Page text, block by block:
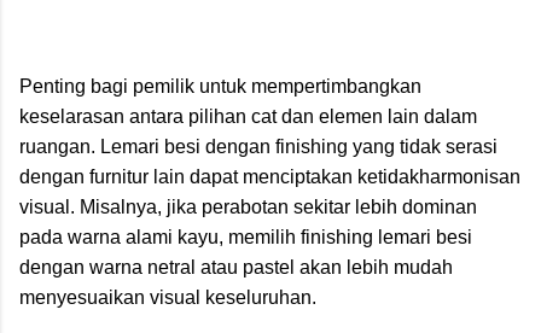
Penting bagi pemilik untuk mempertimbangkan
keselarasan antara pilihan cat dan elemen lain dalam
ruangan. Lemari besi dengan finishing yang tidak serasi
dengan furnitur lain dapat menciptakan ketidakharmonisan
visual. Misalnya, jika perabotan sekitar lebih dominan
pada warna alami kayu, memilih finishing lemari besi
dengan warna netral atau pastel akan lebih mudah
menyesuaikan visual keseluruhan.